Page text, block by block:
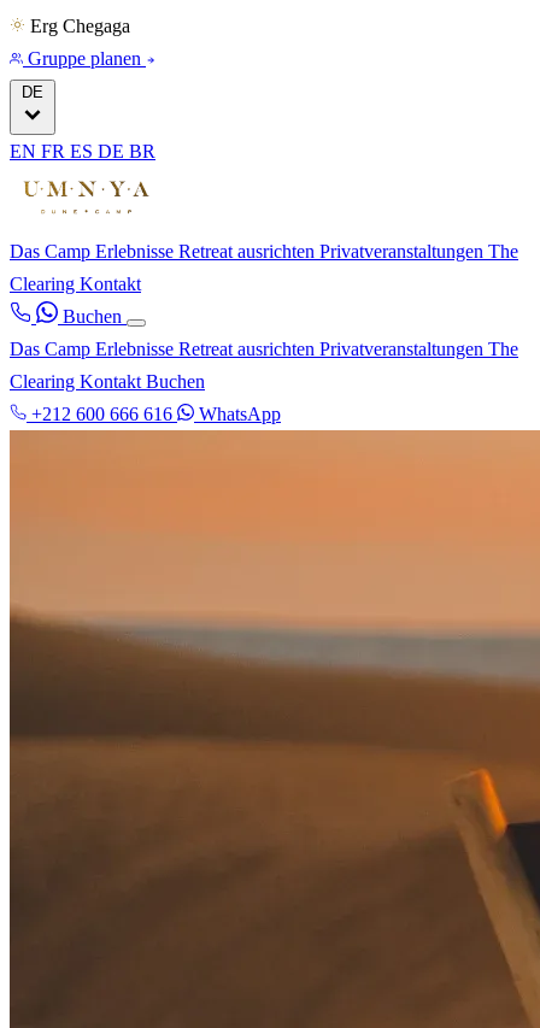
Erg Chegaga
Gruppe planen
DE
EN FR ES DE BR
Das Camp Erlebnisse Retreat ausrichten Privatveranstaltungen The
Clearing Kontakt
Buchen
Das Camp Erlebnisse Retreat ausrichten Privatveranstaltungen The
Clearing Kontakt Buchen
+212 600 666 616
WhatsApp